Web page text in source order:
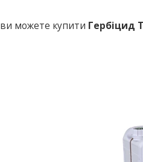
ви можете купити Гербіцид